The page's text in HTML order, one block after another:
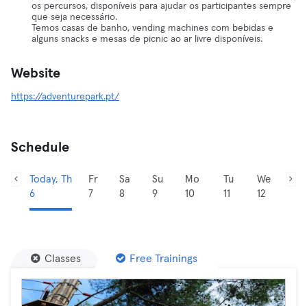
os percursos, disponíveis para ajudar os participantes sempre
que seja necessário.
Temos casas de banho, vending machines com bebidas e
alguns snacks e mesas de picnic ao ar livre disponíveis.
Website
https://adventurepark.pt/
Schedule
Today, Th
6
Fr
7
Sa
8
Su
9
Mo
10
Tu
11
We
12
Classes Free Trainings